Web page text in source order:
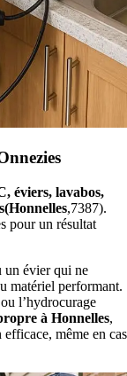
éviers, lavabos,
,7387).
pour un résultat
un évier qui ne
matériel performant.
l’hydrocurage
à Honnelles,
même en cas